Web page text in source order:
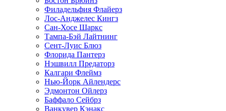
Филадельфия Флайерз
Лос-Анджелес Кингз
Сан-Хосе Шаркс
Тампа-Бэй Лайтнинг
Сент-Луис Блюз
Флорида Пантерз
Нэшвилл Предаторз
Калгари Флеймз
Нью-Йорк Айлендерс
Эдмонтон Ойлерз
Баффало Сейбрз
Ванкувер Кэнакс